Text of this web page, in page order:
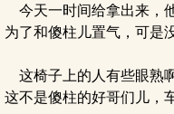
今天一时间给拿出来，
为了和傻柱儿置气，可是
这椅子上的人有些眼熟
这不是傻柱的好哥们儿，